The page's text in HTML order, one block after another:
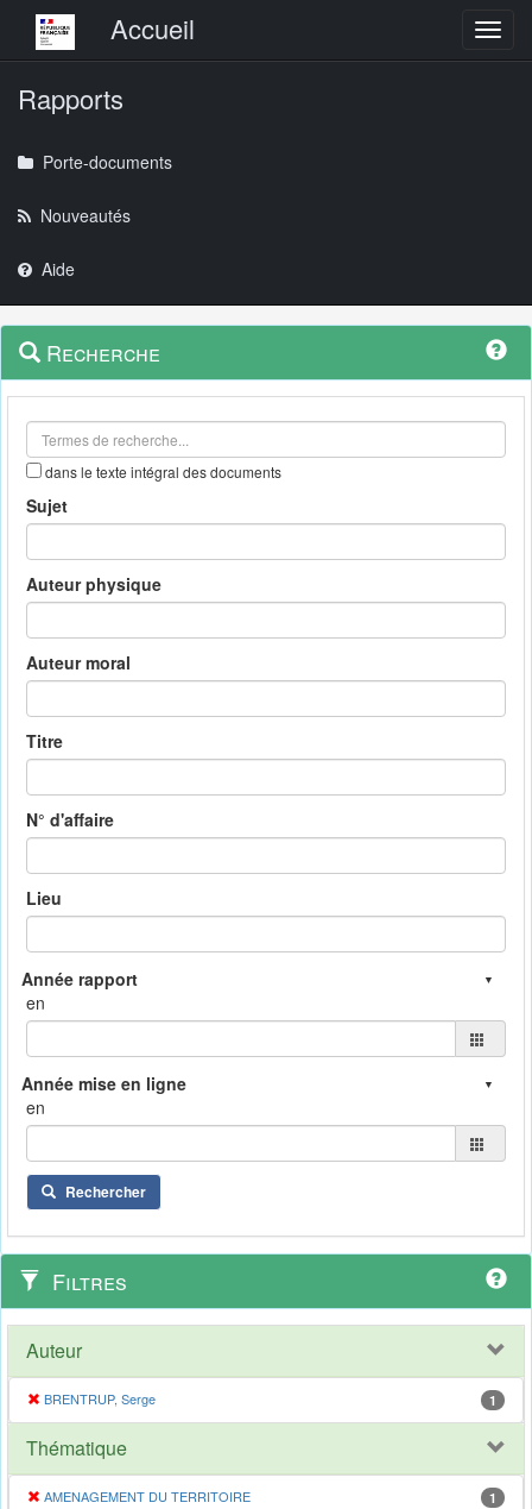
Menu principalAccueil
Rapports
Porte-documents
Nouveautés
Aide
Navigation
outils
Menu
contextuel
Recherche
dans le texte intégral des documents
Sujet
Auteur physique
Auteur moral
Titre
N° d'affaire
Lieu
en
en
Rechercher
Filtres
Auteur
BRENTRUP, Serge 1
Thématique
AMENAGEMENT DU TERRITOIRE 1